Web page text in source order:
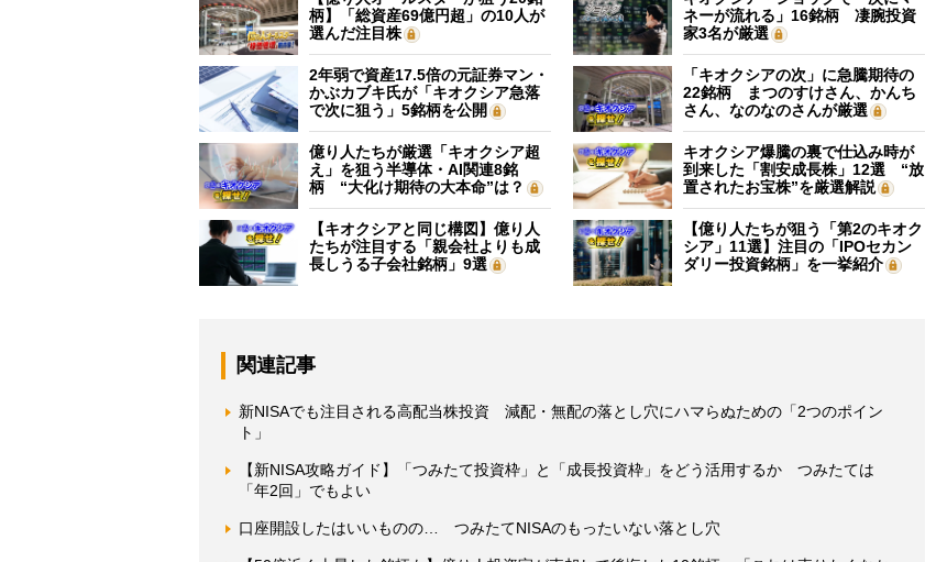
柄】「総資産69億円超」の10人が
選んだ注目株
ネーが流れる」16銘柄 凄腕投資
家3名が厳選
2年弱で資産17.5倍の元証券マン・
かぶカブキ氏が「キオクシア急落
で次に狙う」5銘柄を公開
「キオクシアの次」に急騰期待の
22銘柄 まつのすけさん、かんち
さん、なのなのさんが厳選
億り人たちが厳選「キオクシア超
え」を狙う半導体・AI関連8銘
柄 “大化け期待の大本命”は？
キオクシア爆騰の裏で仕込み時が
到来した「割安成長株」12選 “放
置されたお宝株”を厳選解説
【キオクシアと同じ構図】億り人
たちが注目する「親会社よりも成
長しうる子会社銘柄」9選
【億り人たちが狙う「第2のキオク
シア」11選】注目の「IPOセカン
ダリー投資銘柄」を一挙紹介
関連記事
新NISAでも注目される高配当株投資 減配・無配の落とし穴にハマらぬための「2つのポイン
ト」
【新NISA攻略ガイド】「つみたて投資枠」と「成長投資枠」をどう活用するか つみたては
「年2回」でもよい
口座開設したはいいものの… つみたてNISAのもったいない落とし穴